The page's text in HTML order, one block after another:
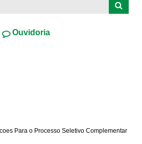
Ouvidoria
Para o Processo Seletivo Complementar